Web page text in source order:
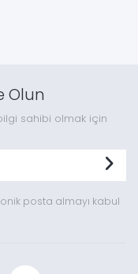
Olun
sahibi olmak için
posta almayı kabul